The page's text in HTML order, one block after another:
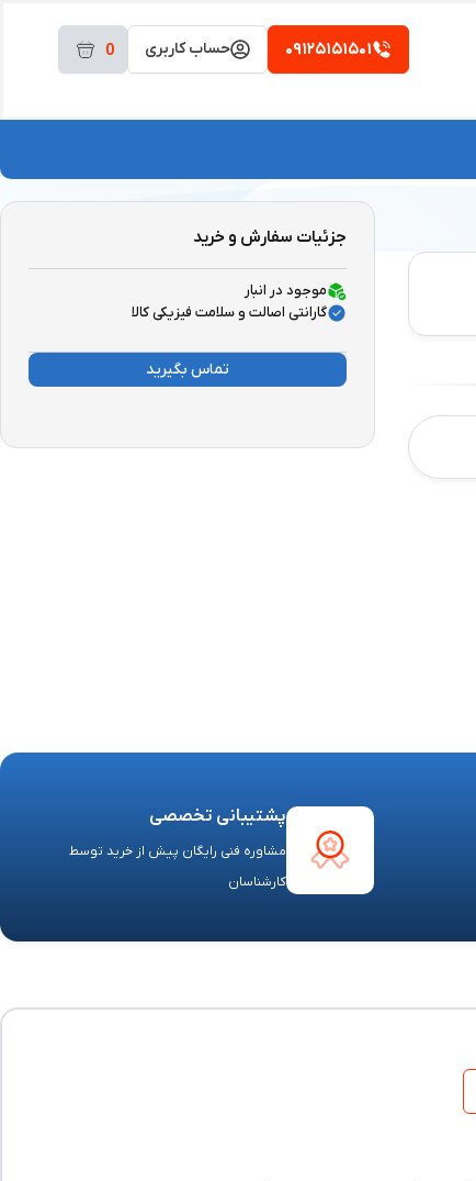
0 حساب کاربری ۰۹۱۲۵۱۵۱۵۰۱
جزئیات سفارش و خرید
موجود در انبار
گارانتی اصالت و سلامت فیزیکی کالا
تماس بگیرید
پشتیبانی تخصصی
مشاوره فنی رایگان پیش از خرید توسط
کارشناسان